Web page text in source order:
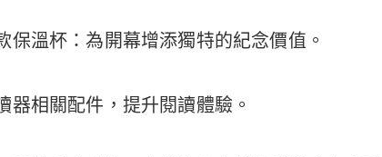
溫杯：為開幕增添獨特的紀念價值。
相關配件，提升閱讀體驗。